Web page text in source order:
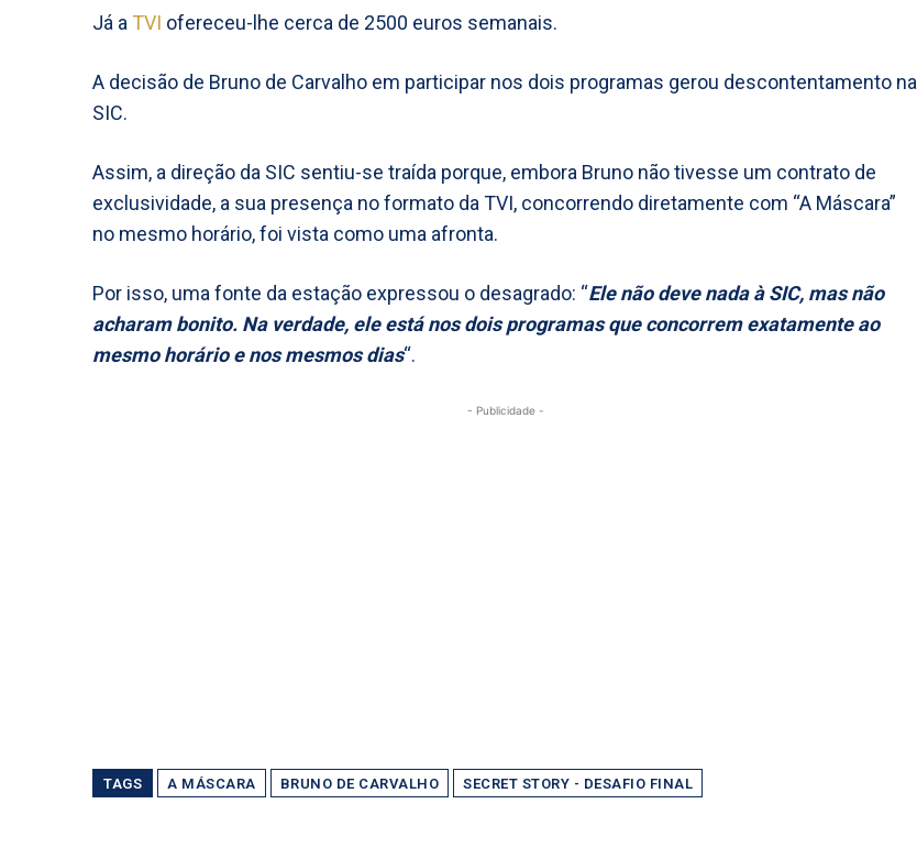
Já a TVI ofereceu-lhe cerca de 2500 euros semanais.
A decisão de Bruno de Carvalho em participar nos dois programas gerou descontentamento na
SIC.
Assim, a direção da SIC sentiu-se traída porque, embora Bruno não tivesse um contrato de
exclusividade, a sua presença no formato da TVI, concorrendo diretamente com “A Máscara”
no mesmo horário, foi vista como uma afronta.
Por isso, uma fonte da estação expressou o desagrado: “Ele não deve nada à SIC, mas não
acharam bonito. Na verdade, ele está nos dois programas que concorrem exatamente ao
mesmo horário e nos mesmos dias“.
- Publicidade -
TAGS A MÁSCARA BRUNO DE CARVALHO SECRET STORY - DESAFIO FINAL